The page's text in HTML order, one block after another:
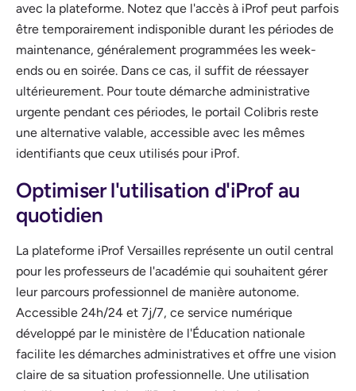
avec la plateforme. Notez que l'accès à iProf peut parfois
être temporairement indisponible durant les périodes de
maintenance, généralement programmées les week-
ends ou en soirée. Dans ce cas, il suffit de réessayer
ultérieurement. Pour toute démarche administrative
urgente pendant ces périodes, le portail Colibris reste
une alternative valable, accessible avec les mêmes
identifiants que ceux utilisés pour iProf.
Optimiser l'utilisation d'iProf au
quotidien
La plateforme iProf Versailles représente un outil central
pour les professeurs de l'académie qui souhaitent gérer
leur parcours professionnel de manière autonome.
Accessible 24h/24 et 7j/7, ce service numérique
développé par le ministère de l'Éducation nationale
facilite les démarches administratives et offre une vision
claire de sa situation professionnelle. Une utilisation